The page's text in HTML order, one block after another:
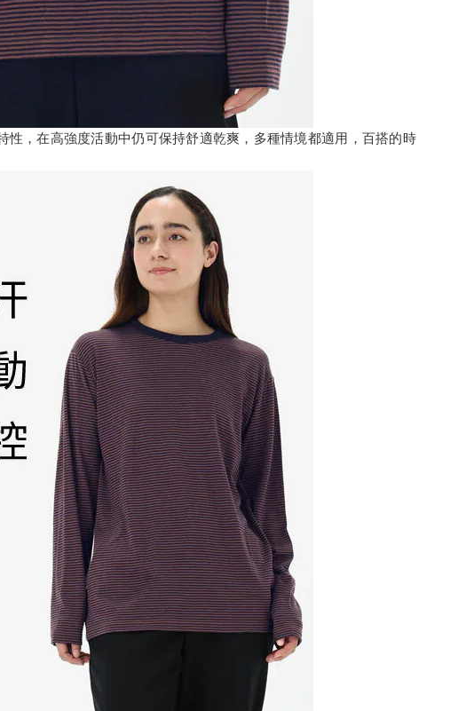
，在高強度活動中仍可保持舒適乾爽，多種情境都適用，百搭的時